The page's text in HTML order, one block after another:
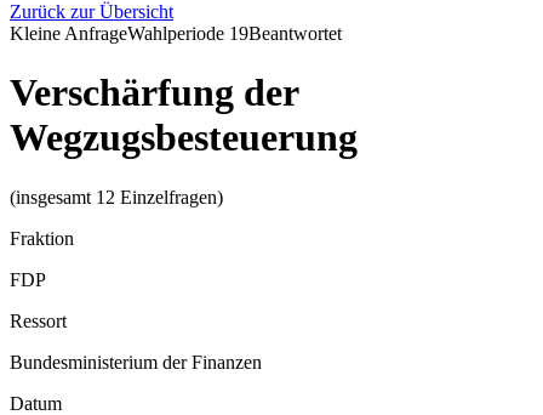
Zurück zur Übersicht
Kleine AnfrageWahlperiode 19Beantwortet
Verschärfung der
Wegzugsbesteuerung
(insgesamt 12 Einzelfragen)
Fraktion
FDP
Ressort
Bundesministerium der Finanzen
Datum